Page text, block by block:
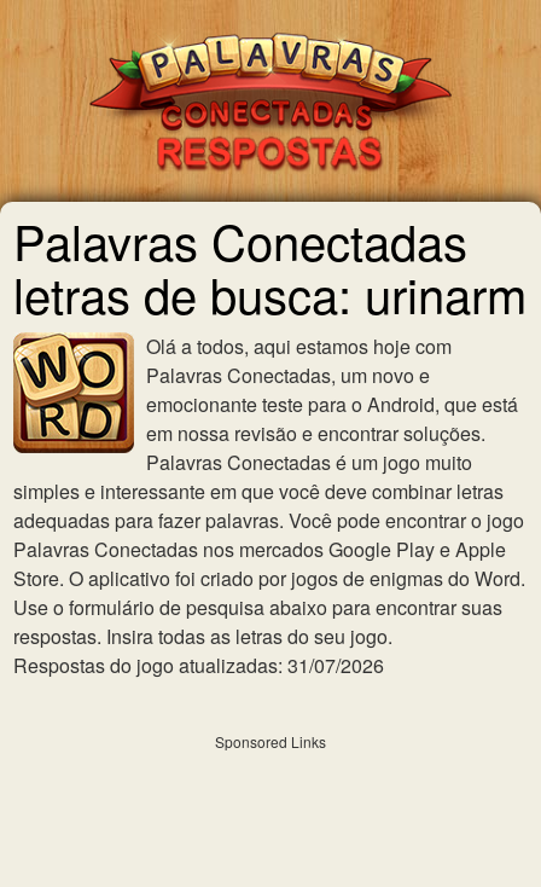
Palavras Conectadas
letras de busca: urinarm
Olá a todos, aqui estamos hoje com
Palavras Conectadas, um novo e
emocionante teste para o Android, que está
em nossa revisão e encontrar soluções.
Palavras Conectadas é um jogo muito
simples e interessante em que você deve combinar letras
adequadas para fazer palavras. Você pode encontrar o jogo
Palavras Conectadas nos mercados Google Play e Apple
Store. O aplicativo foi criado por jogos de enigmas do Word.
Use o formulário de pesquisa abaixo para encontrar suas
respostas. Insira todas as letras do seu jogo.
Respostas do jogo atualizadas: 31/07/2026
Sponsored Links